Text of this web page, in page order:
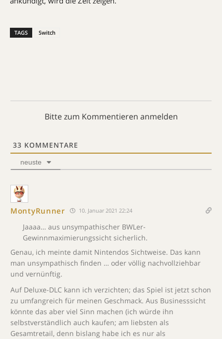
TAGS Switch
Bitte zum Kommentieren anmelden
33 KOMMENTARE
neuste
MontyRunner 10. Januar 2021 22:24
Jaaaa… aus unsympathischer BWLer-
Gewinnmaximierungssicht sicherlich.
Genau, ich meinte damit Nintendos Sichtweise. Das kann
man unsympathisch finden … oder völlig nachvollziehbar
und vernünftig.
Auf Deluxe-DLC kann ich verzichten; das Spiel ist jetzt schon
zu umfangreich für meinen Geschmack. Aus Businesssicht
könnte das aber viel Sinn machen (ich würde ihn
selbstverständlich auch kaufen; am liebsten als
Gesamtretail, denn bislang habe ich es nur als